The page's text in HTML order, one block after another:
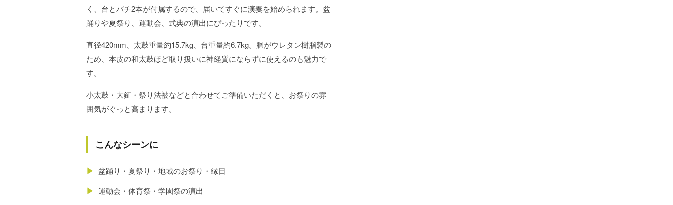
く、台とバチ2本が付属するので、届いてすぐに演奏を始められます。盆
踊りや夏祭り、運動会、式典の演出にぴったりです。
直径420mm、太鼓重量約15.7kg、台重量約6.7kg。胴がウレタン樹脂製の
ため、本皮の和太鼓ほど取り扱いに神経質にならずに使えるのも魅力で
す。
小太鼓・大鉦・祭り法被などと合わせてご準備いただくと、お祭りの雰
囲気がぐっと高まります。
こんなシーンに
▶ 盆踊り・夏祭り・地域のお祭り・縁日
▶ 運動会・体育祭・学園祭の演出